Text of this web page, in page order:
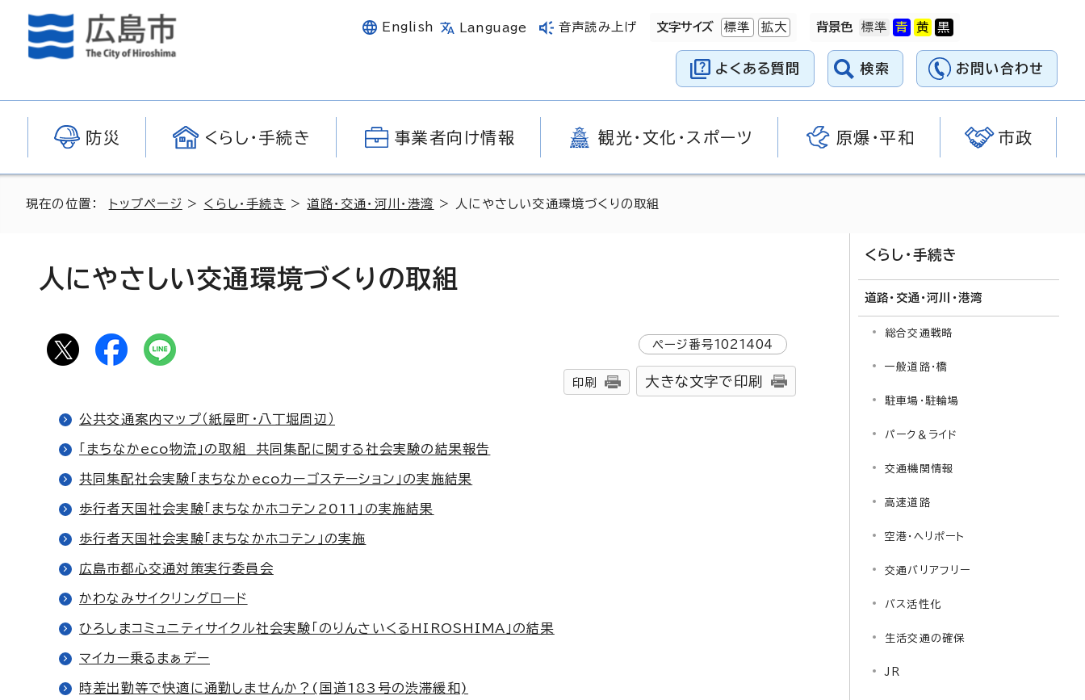
English Language 音声読み上げ 文字サイズ 標準 拡大 背景色
よくある質問 検索 お問い合わせ
防災 くらし・手続き 事業者向け情報 観光・文化・スポーツ 原爆・平和 市政
現在の位置： トップページ > くらし・手続き >道路・交通・河川・港湾 > 人にやさしい交通環境づくりの取組
人にやさしい交通環境づくりの取組
ページ番号1021404
印刷 大きな文字で印刷
公共交通案内マップ（紙屋町・八丁堀周辺）
「まちなかeco物流」の取組 共同集配に関する社会実験の結果報告
共同集配社会実験「まちなかecoカーゴステーション」の実施結果
歩行者天国社会実験「まちなかホコテン2011」の実施結果
歩行者天国社会実験「まちなかホコテン」の実施
広島市都心交通対策実行委員会
かわなみサイクリングロード
ひろしまコミュニティサイクル社会実験「のりんさいくるHIROSHIMA」の結果
マイカー乗るまぁデー
時差出勤等で快適に通勤しませんか？(国道183号の渋滞緩和)
くらし・手続き
道路・交通・河川・港湾
総合交通戦略
一般道路・橋
駐車場・駐輪場
パーク＆ライド
交通機関情報
高速道路
空港・ヘリポート
交通バリアフリー
バス活性化
生活交通の確保
JR